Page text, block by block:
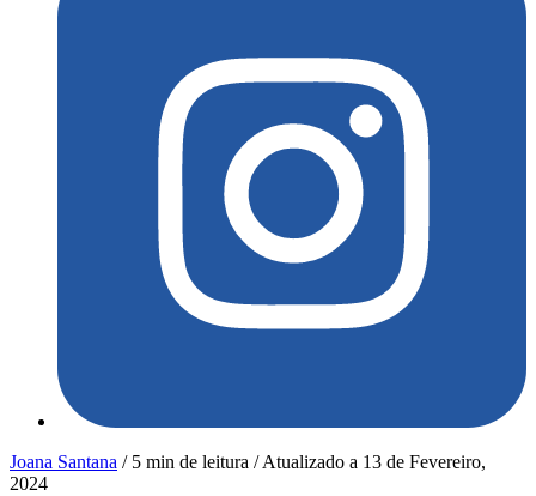
Joana Santana / 5 min de leitura /Atualizado a 13 de Fevereiro,
2024